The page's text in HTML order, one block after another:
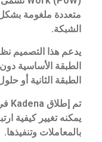
متعددة ملغومة
الشبكة.
يدعم هذا التصميم
الطبقة الأساسية
الطبقة الثانية أو
يمكنه تغيير كيفية
بالمعاملات وتنفيذها.